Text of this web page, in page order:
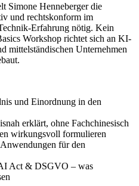
Simone Henneberger die
und rechtskonform im
Erfahrung nötig. Kein
Workshop richtet sich an KI-
mittelständischen Unternehmen
und Einordnung in den
erklärt, ohne Fachchinesisch
wirkungsvoll formulieren
für den
Act & DSGVO – was